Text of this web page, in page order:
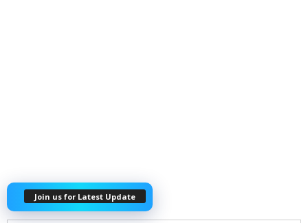
Join us for Latest Update